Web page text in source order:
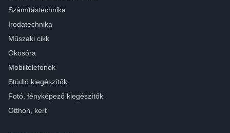
Számítástechnika
Irodatechnika
Műszaki cikk
Okosóra
Mobiltelefonok
Stúdió kiegészítők
Fotó, fényképező kiegészítők
Otthon, kert